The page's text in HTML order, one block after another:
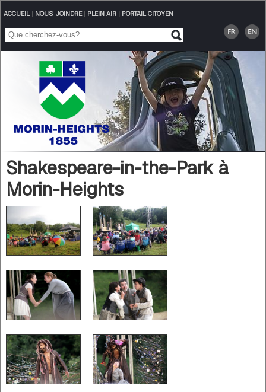
ACCUEIL| NOUS JOINDRE| PLEIN AIR| PORTAIL CITOYEN
Shakespeare-in-the-Park à
Morin-Heights